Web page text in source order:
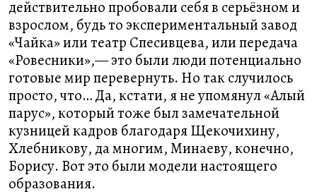
действительно пробовали себя в серьёзном и
взрослом, будь то экспериментальный завод
«Чайка» или театр Спесивцева, или передача
«Ровесники»,— это были люди потенциально
готовые мир перевернуть. Но так случилось
просто, что… Да, кстати, я не упомянул «Алый
парус», который тоже был замечательной
кузницей кадров благодаря Щекочихину,
Хлебникову, да многим, Минаеву, конечно,
Борису. Вот это были модели настоящего
образования.